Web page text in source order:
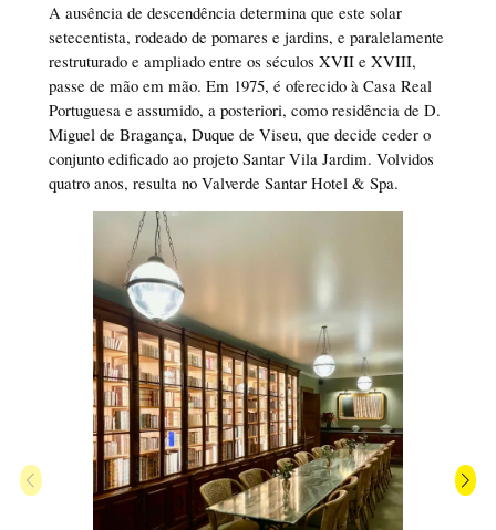
A ausência de descendência determina que este solar
setecentista, rodeado de pomares e jardins, e paralelamente
restruturado e ampliado entre os séculos XVII e XVIII,
passe de mão em mão. Em 1975, é oferecido à Casa Real
Portuguesa e assumido, a posteriori, como residência de D.
Miguel de Bragança, Duque de Viseu, que decide ceder o
conjunto edificado ao projeto Santar Vila Jardim. Volvidos
quatro anos, resulta no Valverde Santar Hotel & Spa.